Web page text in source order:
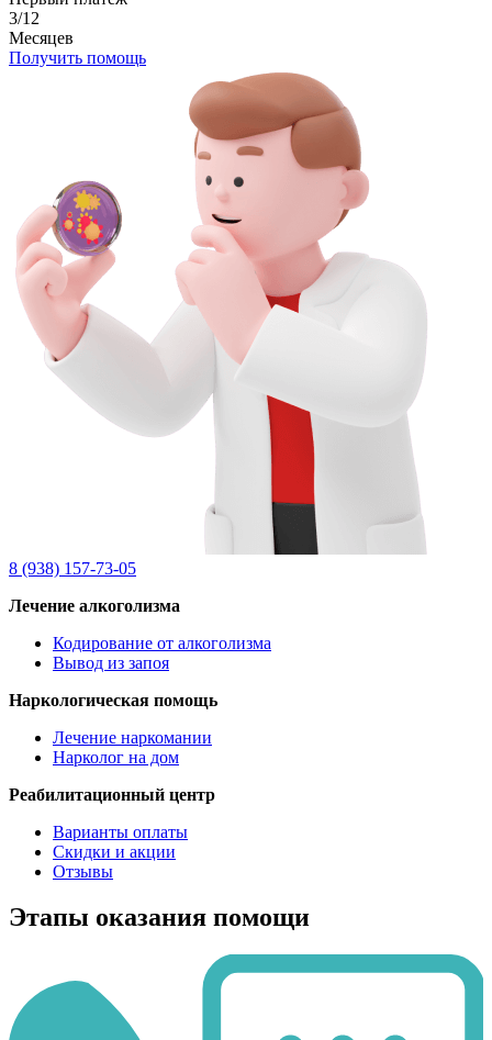
3/12
Месяцев
Получить помощь
8 (938) 157-73-05
Лечение алкоголизма
Кодирование от алкоголизма
Вывод из запоя
Наркологическая помощь
Лечение наркомании
Нарколог на дом
Реабилитационный центр
Варианты оплаты
Скидки и акции
Отзывы
Этапы оказания помощи